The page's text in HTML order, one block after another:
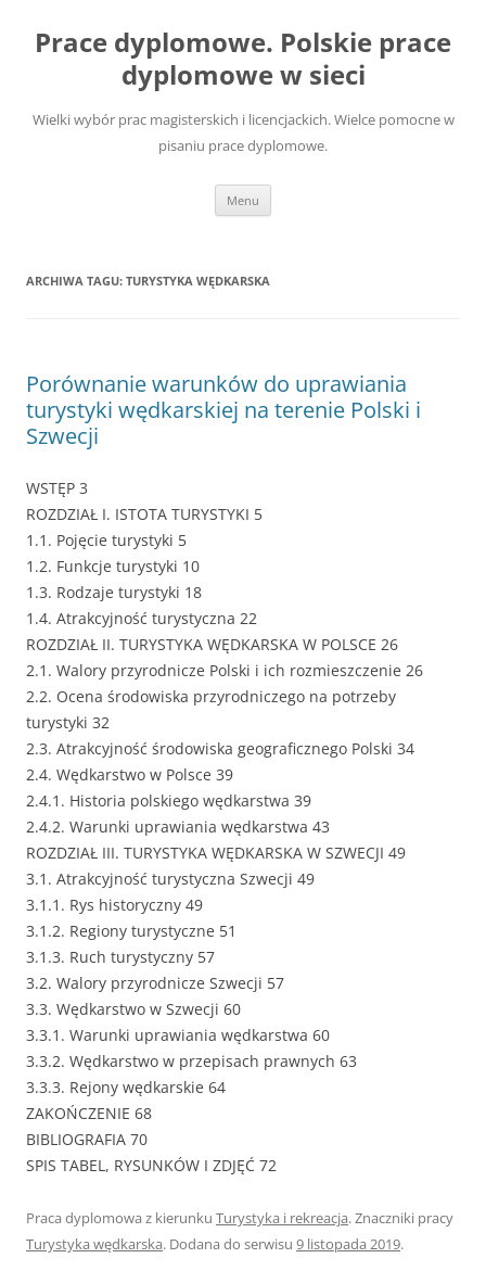
treści
Prace dyplomowe. Polskie prace
dyplomowe w sieci
Wielki wybór prac magisterskich i licencjackich. Wielce pomocne w
pisaniu prace dyplomowe.
Menu
ARCHIWA TAGU: TURYSTYKA WĘDKARSKA
Porównanie warunków do uprawiania
turystyki wędkarskiej na terenie Polski i
Szwecji
WSTĘP 3
ROZDZIAŁ I. ISTOTA TURYSTYKI 5
1.1. Pojęcie turystyki 5
1.2. Funkcje turystyki 10
1.3. Rodzaje turystyki 18
1.4. Atrakcyjność turystyczna 22
ROZDZIAŁ II. TURYSTYKA WĘDKARSKA W POLSCE 26
2.1. Walory przyrodnicze Polski i ich rozmieszczenie 26
2.2. Ocena środowiska przyrodniczego na potrzeby
turystyki 32
2.3. Atrakcyjność środowiska geograficznego Polski 34
2.4. Wędkarstwo w Polsce 39
2.4.1. Historia polskiego wędkarstwa 39
2.4.2. Warunki uprawiania wędkarstwa 43
ROZDZIAŁ III. TURYSTYKA WĘDKARSKA W SZWECJI 49
3.1. Atrakcyjność turystyczna Szwecji 49
3.1.1. Rys historyczny 49
3.1.2. Regiony turystyczne 51
3.1.3. Ruch turystyczny 57
3.2. Walory przyrodnicze Szwecji 57
3.3. Wędkarstwo w Szwecji 60
3.3.1. Warunki uprawiania wędkarstwa 60
3.3.2. Wędkarstwo w przepisach prawnych 63
3.3.3. Rejony wędkarskie 64
ZAKOŃCZENIE 68
BIBLIOGRAFIA 70
SPIS TABEL, RYSUNKÓW I ZDJĘĆ 72
Praca dyplomowa z kierunku Turystyka i rekreacja. Znaczniki pracy
Turystyka wędkarska. Dodana do serwisu 9 listopada 2019.